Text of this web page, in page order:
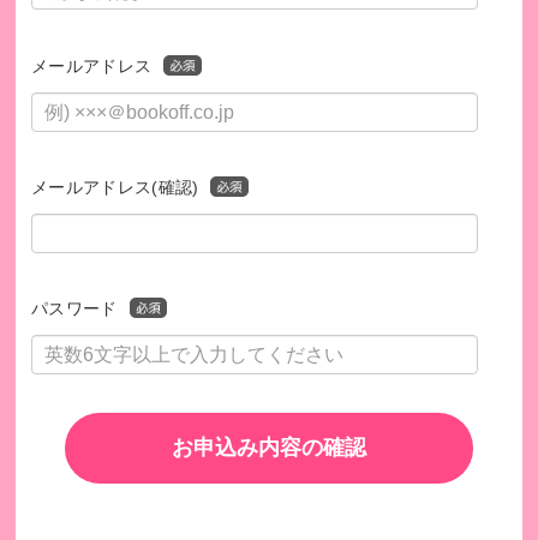
メールアドレス
メールアドレス(確認)
パスワード
お申込み内容の確認